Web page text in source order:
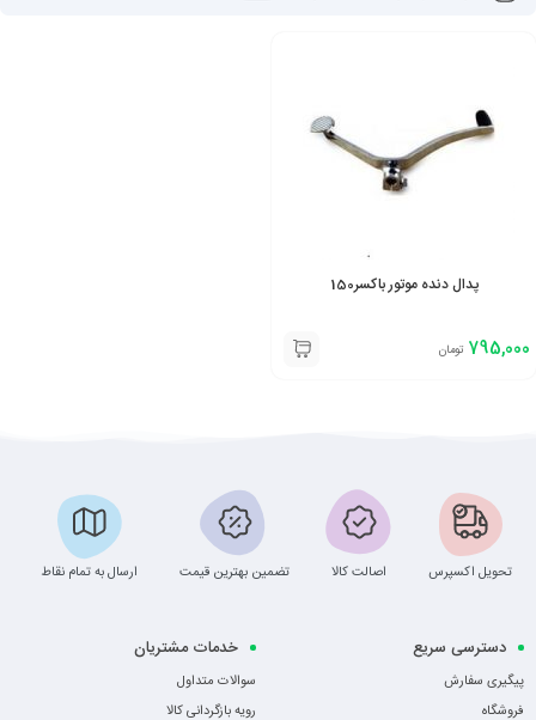
پدال دنده موتور باکسر150
795,000 تومان
تحویل اکسپرس اصالت کالا تضمین بهترین قیمت ارسال به تمام نقاط
دسترسی سریع
پیگیری سفارش
فروشگاه
خدمات مشتریان
سوالات متداول
رویه بازگردانی کالا